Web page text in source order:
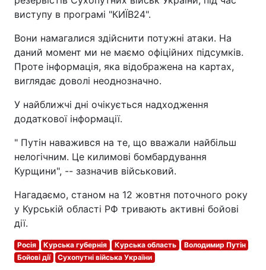
виступу в програмі "КИЇВ24".
Вони намагалися здійснити потужні атаки. На
даний момент ми не маємо офіційних підсумків.
Проте інформація, яка відображена на картах,
виглядає доволі неоднозначно.
У найближчі дні очікується надходження
додаткової інформації.
" Путін наважився на те, що вважали найбільш
нелогічним. Це килимові бомбардування
Курщини", -- зазначив військовий.
Нагадаємо, станом на 12 жовтня поточного року
у Курській області РФ тривають активні бойові
дії.
Росія Курська губернія Курська область
Володимир Путін
Бойові дії
Сухопутні війська України